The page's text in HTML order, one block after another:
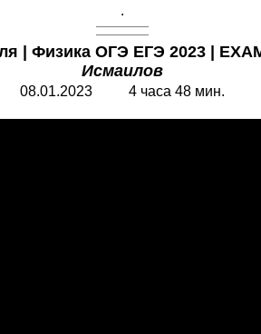
.
| Физика ОГЭ ЕГЭ 2023 |
Исмаилов
08.01.2023 4 часа 48 мин.